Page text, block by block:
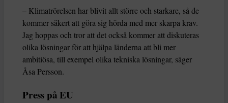
– Klimatrörelsen har blivit allt större och starkare, så de
kommer säkert att göra sig hörda med mer skarpa krav.
Jag hoppas och tror att det också kommer att diskuteras
olika lösningar för att hjälpa länderna att bli mer
ambitiösa, till exempel olika tekniska lösningar, säger
Åsa Persson.
Press på EU